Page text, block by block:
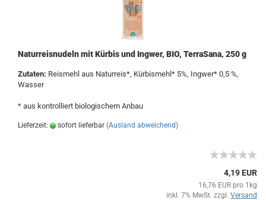
Naturreisnudeln mit Kürbis und Ingwer, BIO, TerraSana, 250 g
Zutaten: Reismehl aus Naturreis*, Kürbismehl* 5%, Ingwer* 0,5 %,
Wasser
* aus kontrolliert biologischem Anbau
Lieferzeit: sofort lieferbar (Ausland abweichend)
4,19 EUR
16,76 EUR pro 1kg
inkl. 7% MwSt. zzgl. Versand